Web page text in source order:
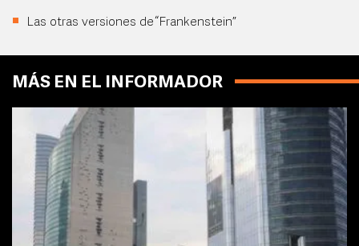
Las otras versiones de “Frankenstein”
MÁS EN EL INFORMADOR